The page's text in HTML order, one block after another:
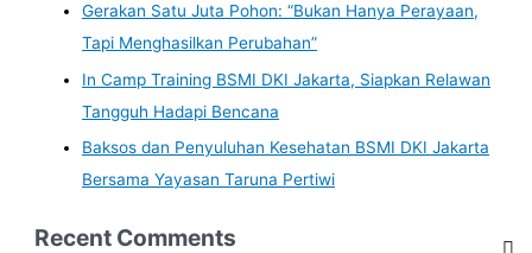
Gerakan Satu Juta Pohon: “Bukan Hanya Perayaan,
Tapi Menghasilkan Perubahan”
In Camp Training BSMI DKI Jakarta, Siapkan Relawan
Tangguh Hadapi Bencana
Baksos dan Penyuluhan Kesehatan BSMI DKI Jakarta
Bersama Yayasan Taruna Pertiwi
Recent Comments